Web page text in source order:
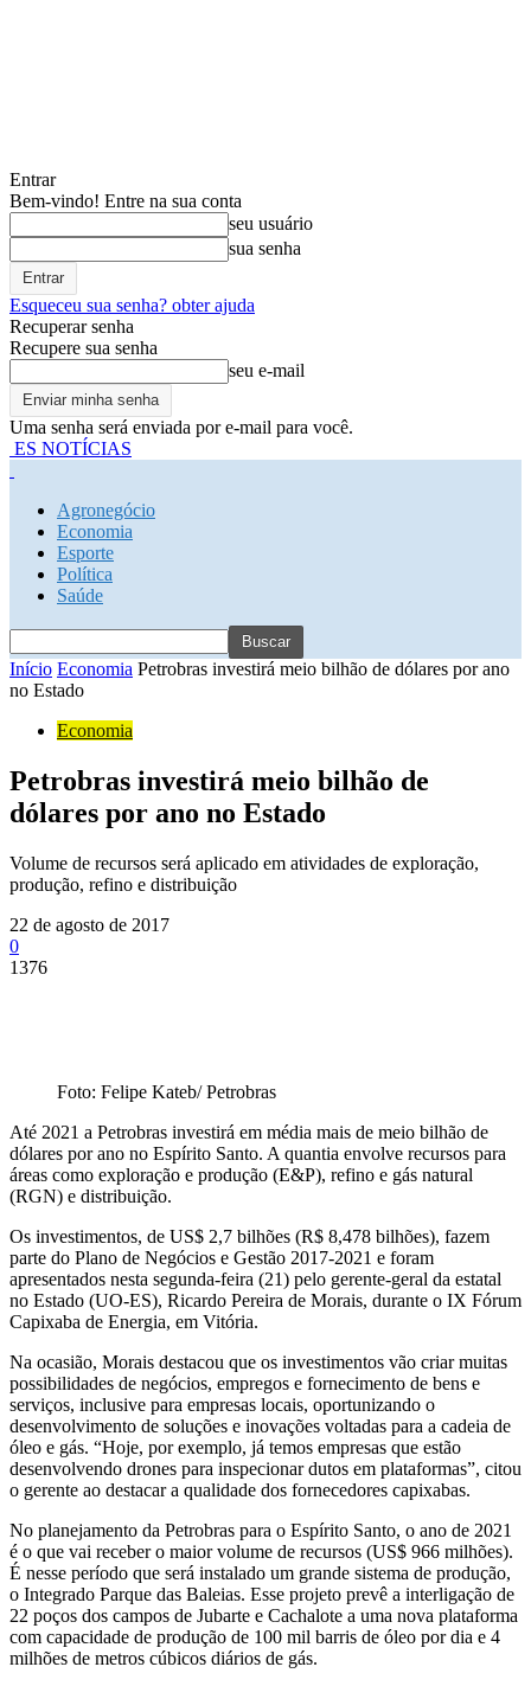
Entrar
Bem-vindo! Entre na sua conta
seu usuário
sua senha
Esqueceu sua senha? obter ajuda
Recuperar senha
Recupere sua senha
seu e-mail
Uma senha será enviada por e-mail para você.
ES NOTÍCIAS
Agronegócio
Economia
Esporte
Política
Saúde
Início Economia Petrobras investirá meio bilhão de dólares por ano
no Estado
Economia
Petrobras investirá meio bilhão de
dólares por ano no Estado
Volume de recursos será aplicado em atividades de exploração,
produção, refino e distribuição
22 de agosto de 2017
0
1376
Foto: Felipe Kateb/ Petrobras
Até 2021 a Petrobras investirá em média mais de meio bilhão de
dólares por ano no Espírito Santo. A quantia envolve recursos para
áreas como exploração e produção (E&P), refino e gás natural
(RGN) e distribuição.
Os investimentos, de US$ 2,7 bilhões (R$ 8,478 bilhões), fazem
parte do Plano de Negócios e Gestão 2017-2021 e foram
apresentados nesta segunda-feira (21) pelo gerente-geral da estatal
no Estado (UO-ES), Ricardo Pereira de Morais, durante o IX Fórum
Capixaba de Energia, em Vitória.
Na ocasião, Morais destacou que os investimentos vão criar muitas
possibilidades de negócios, empregos e fornecimento de bens e
serviços, inclusive para empresas locais, oportunizando o
desenvolvimento de soluções e inovações voltadas para a cadeia de
óleo e gás. “Hoje, por exemplo, já temos empresas que estão
desenvolvendo drones para inspecionar dutos em plataformas”, citou
o gerente ao destacar a qualidade dos fornecedores capixabas.
No planejamento da Petrobras para o Espírito Santo, o ano de 2021
é o que vai receber o maior volume de recursos (US$ 966 milhões).
É nesse período que será instalado um grande sistema de produção,
o Integrado Parque das Baleias. Esse projeto prevê a interligação de
22 poços dos campos de Jubarte e Cachalote a uma nova plataforma
com capacidade de produção de 100 mil barris de óleo por dia e 4
milhões de metros cúbicos diários de gás.